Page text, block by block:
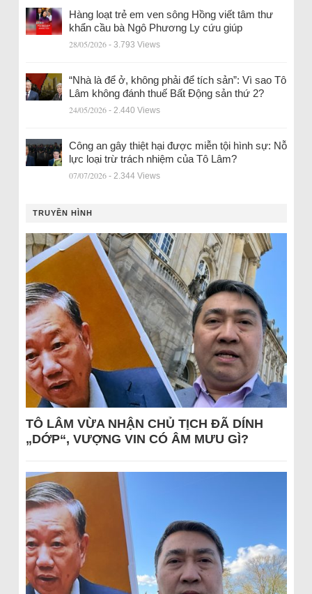
Hàng loạt trẻ em ven sông Hồng viết tâm thư
khẩn cầu bà Ngô Phương Ly cứu giúp
28/05/2026 - 3.793 Views
“Nhà là để ở, không phải để tích sản”: Vì sao Tô
Lâm không đánh thuế Bất Động sản thứ 2?
24/05/2026 - 2.440 Views
Công an gây thiệt hại được miễn tội hình sự: Nỗ
lực loại trừ trách nhiệm của Tô Lâm?
07/07/2026 - 2.344 Views
TRUYỀN HÌNH
TÔ LÂM VỪA NHẬN CHỦ TỊCH ĐÃ DÍNH
„DỚP“, VƯỢNG VIN CÓ ÂM MƯU GÌ?